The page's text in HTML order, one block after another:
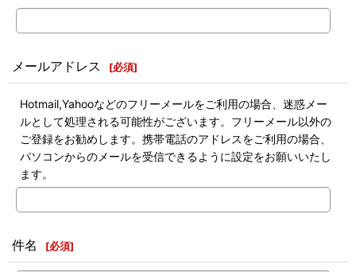
メールアドレス [必須]
Hotmail,Yahooなどのフリーメールをご利用の場合、迷惑メー
ルとして処理される可能性がございます。フリーメール以外の
ご登録をお勧めします。携帯電話のアドレスをご利用の場合、
パソコンからのメールを受信できるように設定をお願いいたし
ます。
件名 [必須]